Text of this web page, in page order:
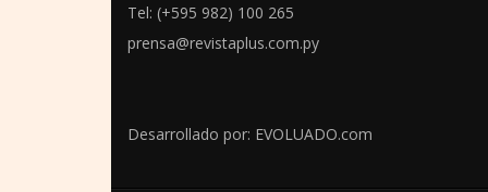
Tel: (+595 982) 100 265
prensa@revistaplus.com.py
Desarrollado por: EVOLUADO.com